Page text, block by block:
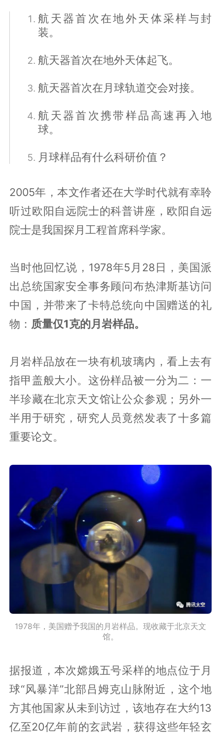
航天器首次在地外天体采样与封
装。
航天器首次在地外天体起飞。
航天器首次在月球轨道交会对接。
航天器首次携带样品高速再入地
球。
月球样品有什么科研价值？
2005年，本文作者还在大学时代就有幸聆
听过欧阳自远院士的科普讲座，欧阳自远
院士是我国探月工程首席科学家。
当时他回忆说，1978年5月28日，美国派
出总统国家安全事务顾问布热津斯基访问
中国，并带来了卡特总统向中国赠送的礼
物： 质量仅1克的月岩样品。
月岩样品放在一块有机玻璃内，看上去有
指甲盖般大小。这份样品被一分为二：一
半珍藏在北京天文馆让公众参观；另外一
半用于研究，研究人员竟然发表了十多篇
重要论文。
1978年，美国赠予我国的月岩样品。现收藏于北京天文
馆。
据报道，本次嫦娥五号采样的地点位于月
球“风暴洋”北部吕姆克山脉附近，这个地
方其他国家从未到访过，该地存在大约13
亿至20亿年前的玄武岩，获得这些年轻玄